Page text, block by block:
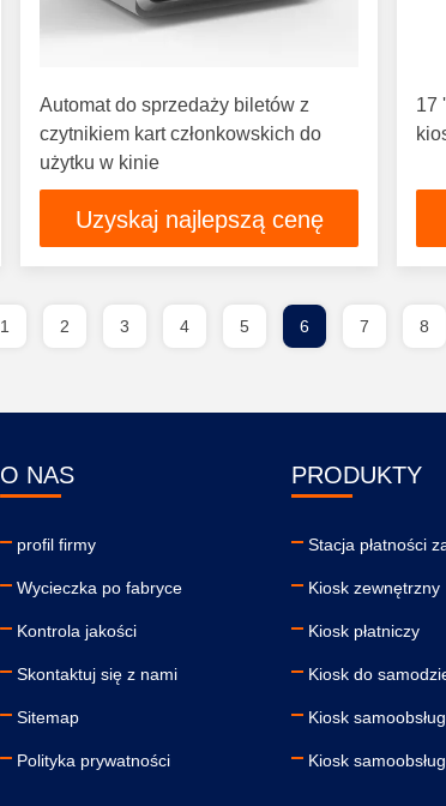
Automat do sprzedaży biletów z
czytnikiem kart członkowskich do
użytku w kinie
Uzyskaj najlepszą cenę
17
1 2 3 4 5 6 7 8
O NAS
profil firmy
Wycieczka po fabryce
Kontrola jakości
Skontaktuj się z nami
Sitemap
Polityka prywatności
PRODUKTY
Stacja płatności
Kiosk zewnętrzny
Kiosk płatniczy
Kiosk do
Kiosk
Kiosk